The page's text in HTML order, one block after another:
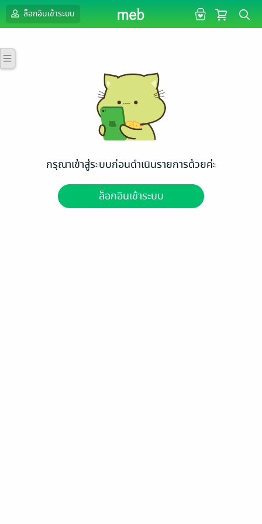
ล็อกอินเข้าระบบ
กรุณาเข้าสู่ระบบก่อนดำเนินรายการด้วยค่ะ
ล็อกอินเข้าระบบ